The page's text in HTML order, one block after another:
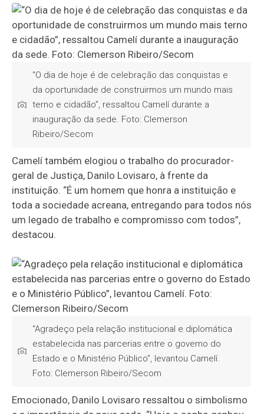
“O dia de hoje é de celebração das conquistas e
da oportunidade de construirmos um mundo mais
terno e cidadão”, ressaltou Camelí durante a
inauguração da sede. Foto: Clemerson
Ribeiro/Secom
Camelí também elogiou o trabalho do procurador-
geral de Justiça, Danilo Lovisaro, à frente da
instituição. “É um homem que honra a instituição e
toda a sociedade acreana, entregando para todos nós
um legado de trabalho e compromisso com todos”,
destacou.
“Agradeço pela relação institucional e diplomática
estabelecida nas parcerias entre o governo do
Estado e o Ministério Público”, levantou Camelí.
Foto: Clemerson Ribeiro/Secom
Emocionado, Danilo Lovisaro ressaltou o simbolismo